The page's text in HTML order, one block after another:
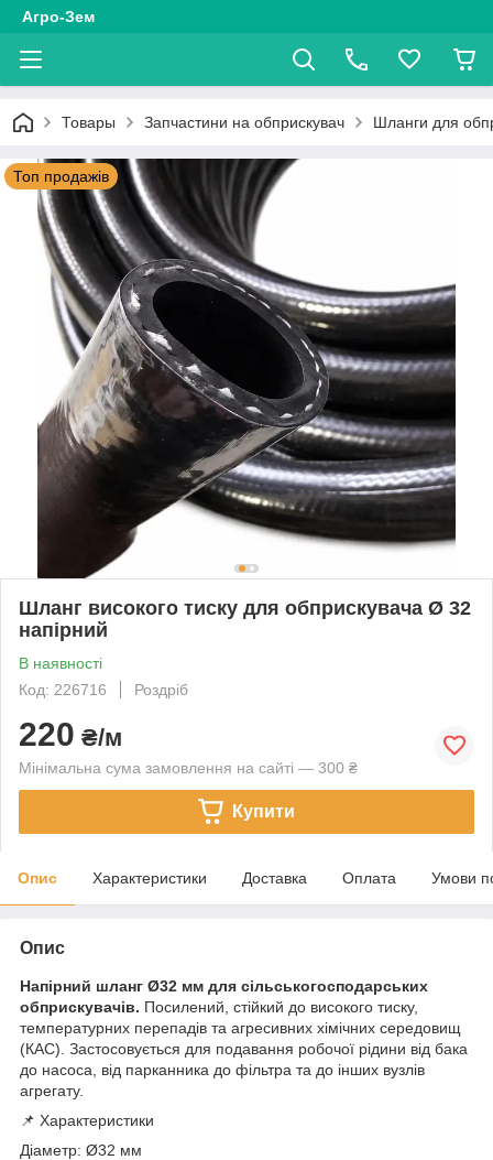
Агро-Зем
Товары Запчастини на обприскувач Шланги для
Топ продажів
Шланг високого тиску для обприскувача Ø 32
напірний
В наявності
Код: 226716
Роздріб
220 ₴/м
Мінімальна сума замовлення на сайті — 300 ₴
Купити
Опис Характеристики Доставка Оплата Умови
Опис
Напірний шланг Ø32 мм для сільськогосподарських
обприскувачів. Посилений, стійкий до високого тиску,
температурних перепадів та агресивних хімічних середовищ
(КАС). Застосовується для подавання робочої рідини від бака
до насоса, від парканника до фільтра та до інших вузлів
агрегату.
📌 Характеристики
Діаметр: Ø32 мм